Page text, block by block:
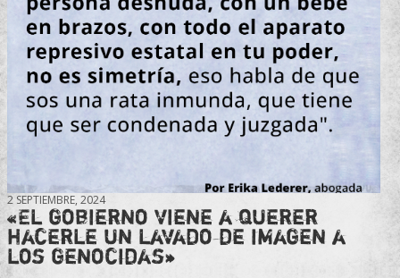
2 SEPTIEMBRE, 2024
«El gobierno viene a querer
hacerle un lavado de imagen a
los genocidas»